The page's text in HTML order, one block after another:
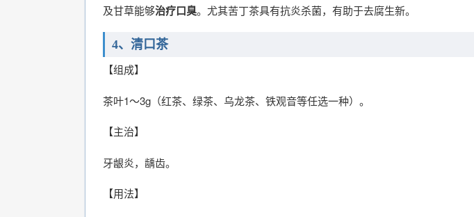
及甘草能够治疗口臭。尤其苦丁茶具有抗炎杀菌，有助于去腐生新。
4、清口茶
【组成】
茶叶1～3g（红茶、绿茶、乌龙茶、铁观音等任选一种）。
【主治】
牙龈炎，龋齿。
【用法】